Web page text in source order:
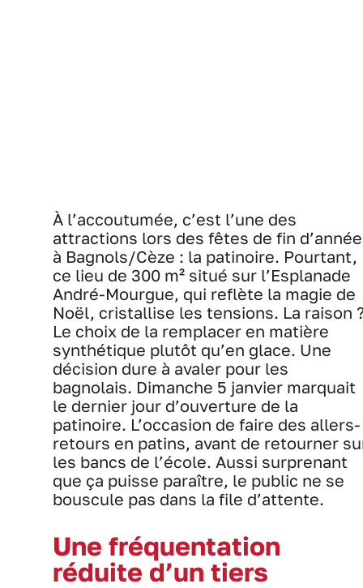
À l’accoutumée, c’est l’une des
attractions lors des fêtes de fin d’année
à Bagnols/Cèze : la patinoire. Pourtant,
ce lieu de 300 m² situé sur l’Esplanade
André-Mourgue, qui reflète la magie de
Noël, cristallise les tensions. La raison
Le choix de la remplacer en matière
synthétique plutôt qu’en glace. Une
décision dure à avaler pour les
bagnolais. Dimanche 5 janvier marquait
le dernier jour d’ouverture de la
patinoire. L’occasion de faire des allers-
retours en patins, avant de retourner
les bancs de l’école. Aussi surprenant
que ça puisse paraître, le public ne se
bouscule pas dans la file d’attente.
Une fréquentation
réduite d’un tiers